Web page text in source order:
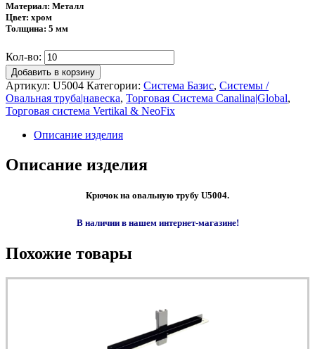
Материал: Металл
Цвет: хром
Толщина: 5 мм
Кол-во:
Добавить в корзину
Артикул: U5004 Категории: Система Базис, Системы /
Овальная труба|навеска, Торговая Система Canalina|Global,
Торговая система Vertikal & NeoFix
Описание изделия
Описание изделия
Крючок на овальную трубу U5004.
В наличии в нашем интернет-магазине!
Похожие товары